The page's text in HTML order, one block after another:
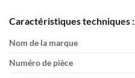
Caractéristiques techniques :
Nom de la marque
Numéro de pièce